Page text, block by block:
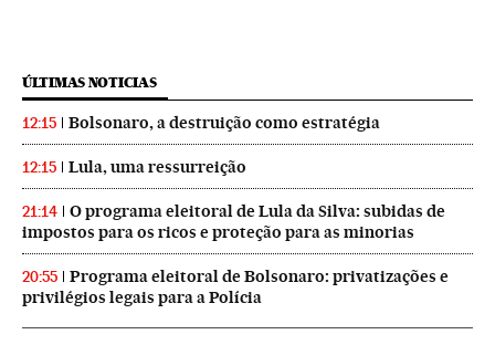
ÚLTIMAS NOTICIAS
12:15 Bolsonaro, a destruição como estratégia
12:15 Lula, uma ressurreição
21:14
O programa eleitoral de Lula da Silva: subidas de
impostos para os ricos e proteção para as minorias
20:55
Programa eleitoral de Bolsonaro: privatizações e
privilégios legais para a Polícia